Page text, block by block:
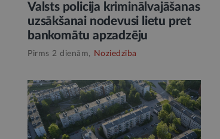
Valsts policija kriminālvajāšanas
uzsākšanai nodevusi lietu pret
bankomātu apzadzēju
Pirms 2 dienām, Noziedzība